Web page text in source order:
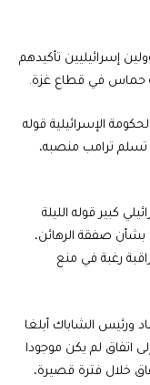
إسرائيليين تأكيدهم
حماس في قطاع غزة.
الإسرائيلية قوله
ترامب منصبه،
كبير قوله الليلة
بشأن صفقة الرهائن،
رغبة في منع
ورئيس الشاباك أبلغا
اتفاق لم يكن موجودا
خلال فترة قصيرة،